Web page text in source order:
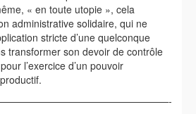
« en toute utopie », cela
administrative solidaire, qui ne
stricte d’une quelconque
transformer son devoir de contrôle
l’exercice d’un pouvoir